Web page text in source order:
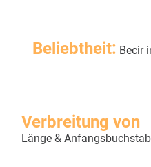
Beliebtheit: Becir
Verbreitung von
Länge &